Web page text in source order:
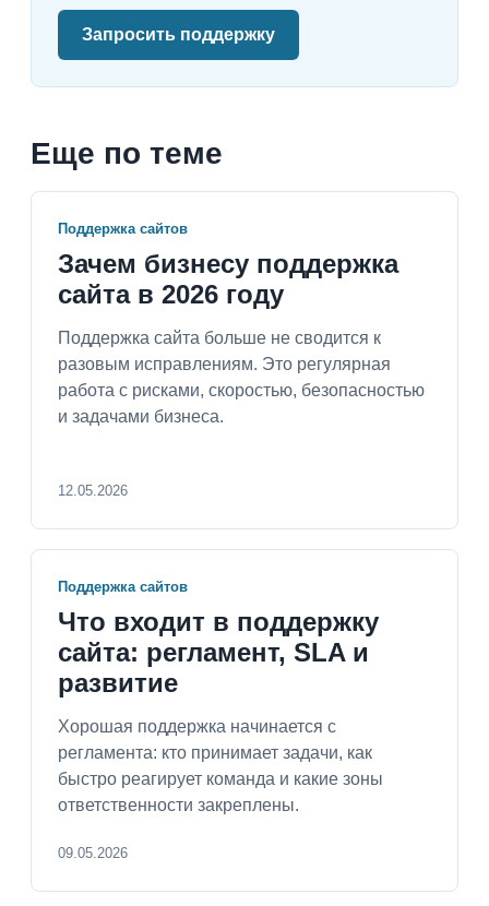
Запросить поддержку
Еще по теме
Поддержка сайтов
Зачем бизнесу поддержка
сайта в 2026 году
Поддержка сайта больше не сводится к
разовым исправлениям. Это регулярная
работа с рисками, скоростью, безопасностью
и задачами бизнеса.
12.05.2026
Поддержка сайтов
Что входит в поддержку
сайта: регламент, SLA и
развитие
Хорошая поддержка начинается с
регламента: кто принимает задачи, как
быстро реагирует команда и какие зоны
ответственности закреплены.
09.05.2026